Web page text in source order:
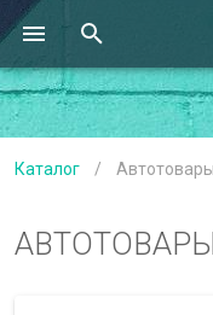
Каталог / Автотовары
АВТОТОВАРЫ